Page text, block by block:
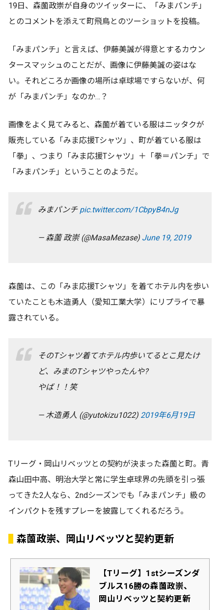
19日、森薗政崇が自身のツイッターに、「みまパンチ」
とのコメントを添えて町飛鳥とのツーショットを投稿。
「みまパンチ」と言えば、伊藤美誠が得意とするカウン
タースマッシュのことだが、画像に伊藤美誠の姿はな
い。それどころか画像の場所は卓球場ですらないが、何
が「みまパンチ」なのか…？
画像をよく見てみると、森薗が着ている服はニッタクが
販売している「みま応援Tシャツ」、町が着ている服は
「拳」、つまり「みま応援Tシャツ」＋「拳＝パンチ」で
「みまパンチ」ということのようだ。
みまパンチ pic.twitter.com/1CbpyB4nJg
— 森薗 政崇 (@MasaMezase) June 19, 2019
森薗は、この「みま応援Tシャツ」を着てホテル内を歩い
ていたことも木造勇人（愛知工業大学）にリプライで暴
露されている。
そのTシャツ着てホテル内歩いてるとこ見たけ
ど、みまのTシャツやったんや?
やば！！笑
— 木造勇人 (@yutokizu1022) 2019年6月19日
Tリーグ・岡山リベッツとの契約が決まった森薗と町。青
森山田中高、明治大学と常に学生卓球界の先頭を引っ張
ってきた2人なら、2ndシーズンでも「みまパンチ」級の
インパクトを残すプレーを披露してくれるだろう。
森薗政崇、岡山リベッツと契約更新
【Tリーグ】1stシーズンダ
ブルス16勝の森薗政崇、
岡山リベッツと契約更新